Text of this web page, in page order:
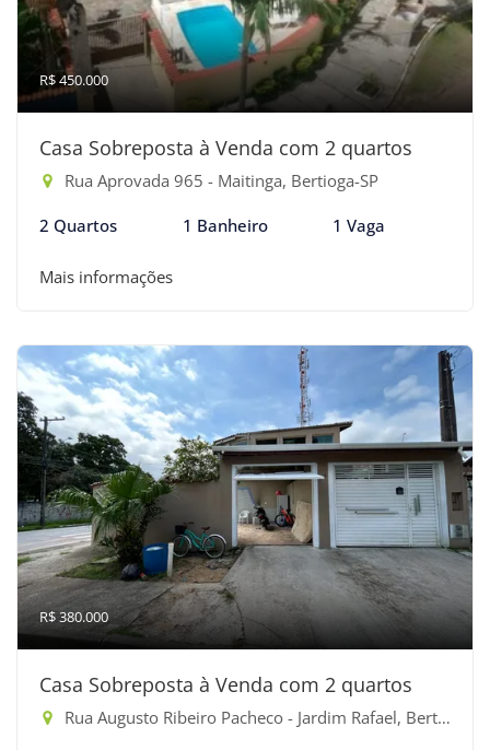
R$ 450.000
Casa Sobreposta à Venda com 2 quartos
Rua Aprovada 965 - Maitinga, Bertioga-SP
2 Quartos 1 Banheiro 1 Vaga
Mais informações
R$ 380.000
Casa Sobreposta à Venda com 2 quartos
Rua Augusto Ribeiro Pacheco - Jardim Rafael, Bertioga-SP